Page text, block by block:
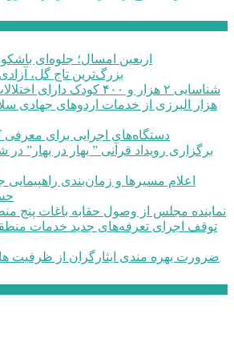
اربعین امسال؛ جلوه‌ای
بزرگ‌ترین تاج گل،
شناسایی ۲ هزار و ۴۰۰ کودک دارای اختلالات بینایی در البرز
دستگاه‌های اجرایی برای معرفی
نماینده مجلس از وصول حقابه باغات پنج
ضرورت بهره مندی ایثارگران از ظرفیت